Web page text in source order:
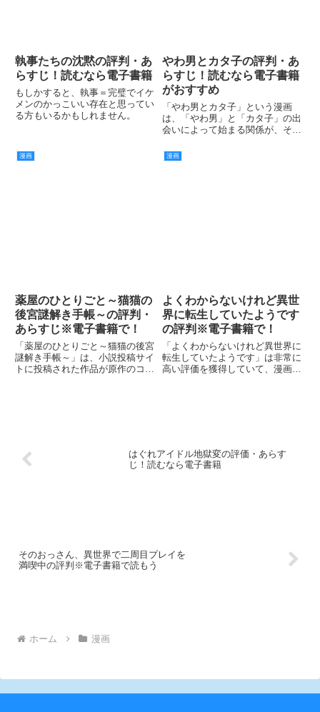
執事たちの沈黙の評判・あ
らすじ！読むなら電子書籍
もしかすると、執事＝完璧でイケ
メンのかっこいい存在と思ってい
る方もいるかもしれません。
やわ男とカタ子の評判・あ
らすじ！読むなら電子書籍
がおすすめ
「やわ男とカタ子」という漫画
は、「やわ男」と「カタ子」の出
会いによって始まる関係が、その
うことが気になるストーリーにな
っています。
漫画
薬屋のひとりごと～猫猫の
後宮謎解き手帳～の評判・
あらすじ※電子書籍で！
「薬屋のひとりごと～猫猫の後宮
謎解き手帳～」は、小説投稿サイ
トに投稿された作品が原作のコミ
漫画
よくわからないけれど異世
界に転生していたようです
の評判※電子書籍で！
「よくわからないけれど異世界に
転生していたようです」は非常に
高い評価を獲得していて、漫画好
はぐれアイドル地獄変の評価・あらす
じ！読むなら電子書籍
そのおっさん、異世界で二周目プレイを
満喫中の評判※電子書籍で読もう
ホーム 漫画